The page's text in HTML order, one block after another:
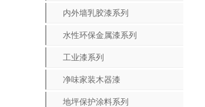
内外墙乳胶漆系列
水性环保金属漆系列
工业漆系列
净味家装木器漆
地坪保护涂料系列